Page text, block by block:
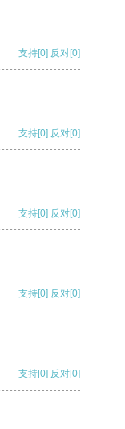
支持[0] 反对[0]
支持[0] 反对[0]
支持[0] 反对[0]
支持[0] 反对[0]
支持[0] 反对[0]